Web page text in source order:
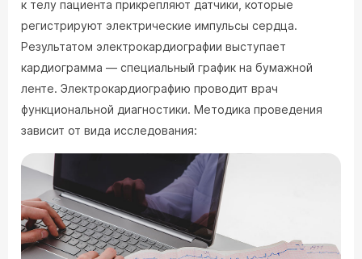
к телу пациента прикрепляют датчики, которые
регистрируют электрические импульсы сердца.
Результатом электрокардиографии выступает
кардиограмма — специальный график на бумажной
ленте. Электрокардиографию проводит врач
функциональной диагностики. Методика проведения
зависит от вида исследования: